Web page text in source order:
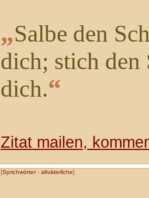
„Salbe den
dich; stich den
dich.“
Zitat mailen,
[Sprichwörter- altväterliche]